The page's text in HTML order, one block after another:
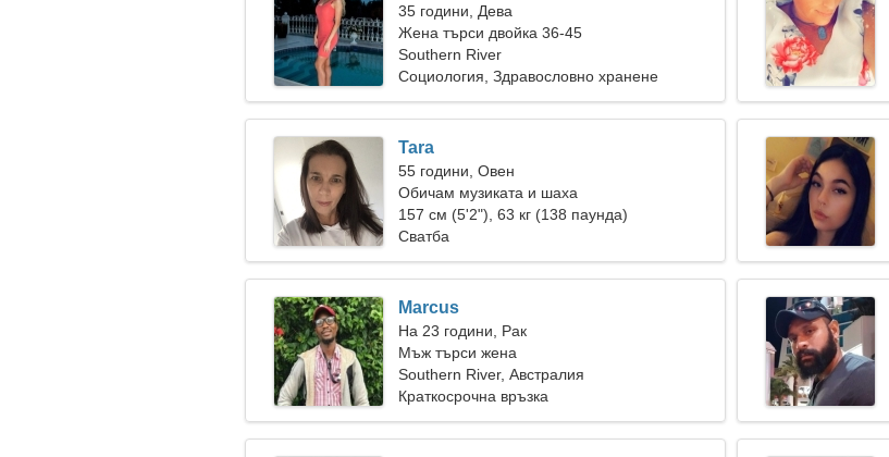
35 години, Дева
Жена търси двойка 36-45
Southern River
Социология, Здравословно хранене
Tara
55 години, Овен
Обичам музиката и шаха
157 см (5'2"), 63 кг (138 паунда)
Сватба
Marcus
На 23 години, Рак
Мъж търси жена
Southern River, Австралия
Краткосрочна връзка